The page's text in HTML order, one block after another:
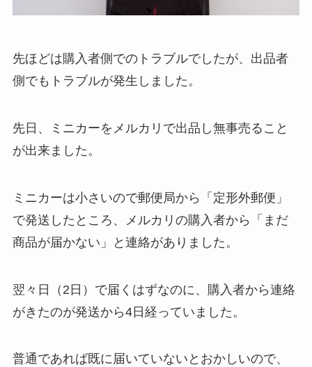
先ほどは購入者側でのトラブルでしたが、出品者
側でもトラブルが発生しました。
先日、ミニカーをメルカリで出品し無事売ること
が出来ました。
ミニカーは小さいので郵便局から「定形外郵便」
で発送したところ、メルカリの購入者から「まだ
商品が届かない」と連絡がありました。
翌々日（2日）で届くはずなのに、購入者から連絡
がきたのが発送から4日経っていました。
普通であれば既に届いていないとおかしいので、